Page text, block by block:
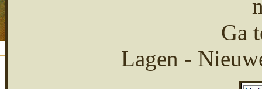
Ga
Lagen -